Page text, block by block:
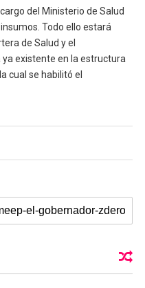
del Ministerio de Salud
Todo ello estará
de Salud y el
existente en la estructura
cual se habilitó el